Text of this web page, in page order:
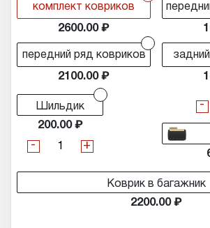
комплект ковриков
2600.00
передний ряд ковриков
2100.00
Коврик в багажник
2200.00
Шильдик
200.00
- +
-